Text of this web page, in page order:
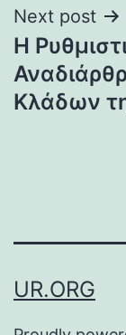
Next post
Η
Κλάδων
UR.ORG